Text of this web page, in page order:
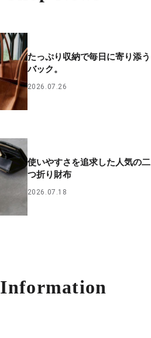
たっぷり収納で毎日に寄り添う
バック。
2026.07.26
使いやすさを追求した人気の二
つ折り財布
2026.07.18
Information